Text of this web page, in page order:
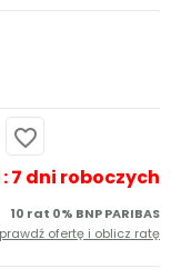
favorite_border
7 dni roboczych
10 rat 0% BNP PARIBAS
ofertę i oblicz ratę